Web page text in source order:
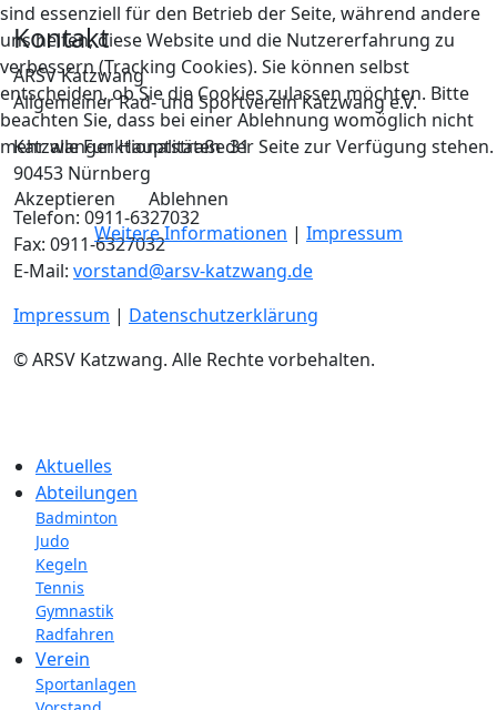
Kontakt
ARSV Katzwang
Allgemeiner Rad- und Sportverein Katzwang e.V.
Katzwanger Hauptstraße 31
90453 Nürnberg
Telefon: 0911-6327032
Fax: 0911-6327032
E-Mail: vorstand@arsv-katzwang.de
Impressum | Datenschutzerklärung
© ARSV Katzwang. Alle Rechte vorbehalten.
Aktuelles
Abteilungen
Badminton
Judo
Kegeln
Tennis
Gymnastik
Radfahren
Verein
Sportanlagen
sind essenziell für den Betrieb der Seite, während andere
uns helfen, diese Website und die Nutzererfahrung zu
verbessern (Tracking Cookies). Sie können selbst
entscheiden, ob Sie die Cookies zulassen möchten. Bitte
beachten Sie, dass bei einer Ablehnung womöglich nicht
mehr alle Funktionalitäten der Seite zur Verfügung stehen.
Akzeptieren
Ablehnen
Weitere Informationen | Impressum